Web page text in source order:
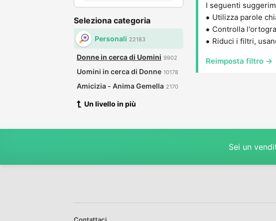
Seleziona categoria
Personali 22183
Donne in cerca di Uomini 9902
Uomini in cerca di Donne 10178
Amicizia - Anima Gemella 2170
Un livello in più
I seguenti
Utilizza parole
Controlla
Riduci i filtri,
Reimposta filtro →
Sei un